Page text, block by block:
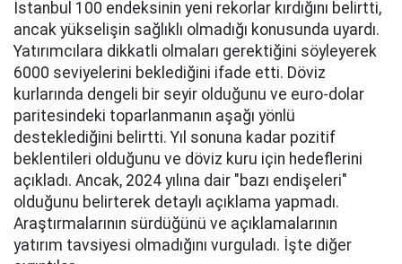
İstanbul 100 endeksinin yeni rekorlar kırdığını belirtti,
ancak yükselişin sağlıklı olmadığı konusunda uyardı.
Yatırımcılara dikkatli olmaları gerektiğini söyleyerek
6000 seviyelerini beklediğini ifade etti. Döviz
kurlarında dengeli bir seyir olduğunu ve euro-dolar
paritesindeki toparlanmanın aşağı yönlü
desteklediğini belirtti. Yıl sonuna kadar pozitif
beklentileri olduğunu ve döviz kuru için hedeflerini
açıkladı. Ancak, 2024 yılına dair "bazı endişeleri"
olduğunu belirterek detaylı açıklama yapmadı.
Araştırmalarının sürdüğünü ve açıklamalarının
yatırım tavsiyesi olmadığını vurguladı. İşte diğer